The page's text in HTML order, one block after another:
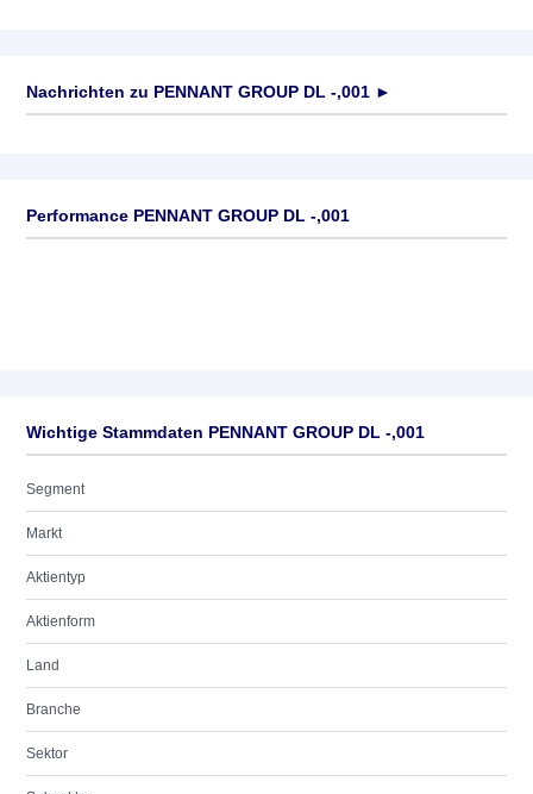
Nachrichten zu PENNANT GROUP DL -,001 ►
Performance PENNANT GROUP DL -,001
Wichtige Stammdaten PENNANT GROUP DL -,001
Segment
Markt
Aktientyp
Aktienform
Land
Branche
Sektor